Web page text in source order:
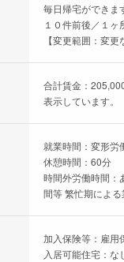
毎日帰宅ができま
１０件前後／１ヶ
【変更範囲：変更
合計賃金：
表示しています。
就業時間：変形労
休憩時間：60分
時間外労働時間：
間等 繁忙期によ
加入保険等：雇用
入居可能住宅：な